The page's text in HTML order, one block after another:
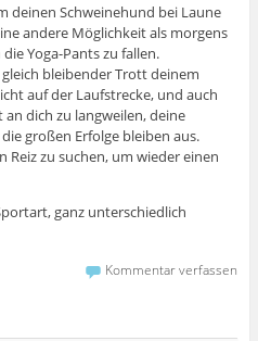
deinen Schweinehund bei Laune
andere Möglichkeit als morgens
Yoga-Pants zu fallen.
bleibender Trott deinem
auf der Laufstrecke, und auch
dich zu langweilen, deine
großen Erfolge bleiben aus.
Reiz zu suchen, um wieder einen
ganz unterschiedlich
Kommentar verfassen